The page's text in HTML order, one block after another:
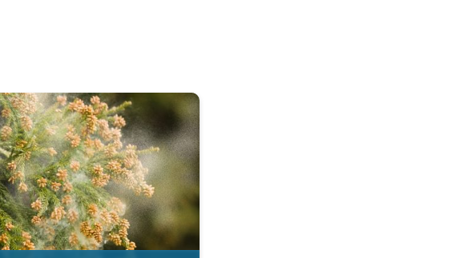
Saman nezlesi. . .